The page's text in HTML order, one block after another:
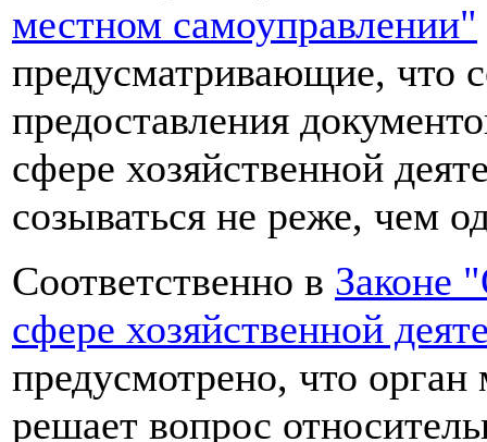
местном самоуправлении"
предусматривающие, что
предоставления
сфере хозяйственной
созываться не реже, чем
Соответственно в Законе
сфере хозяйственной
предусмотрено, что
решает вопрос